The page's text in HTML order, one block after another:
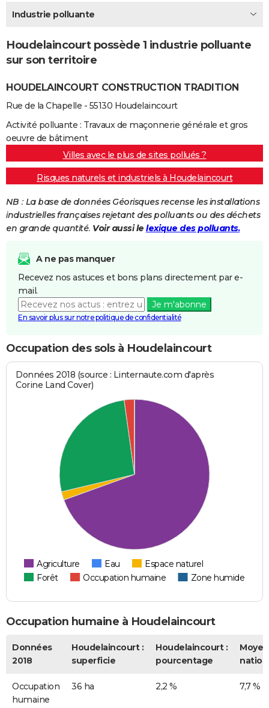
Destinations
City break
Voyage nature
Voyage de noces
Forum
Climat
+PHOTO
GUIDES D'ACHAT
BONS PLANS
CARTE DE VOEUX
Carte de Noël
Carte Bonne année
Carte Saint-Valentin
Carte Pâques
Carte d'anniversaire
DICTIONNAIRE
Dictionnaire
Biographies
Citations
Expressions
Proverbes
PROGRAMME TV
COPAINS D'AVANT
S'inscrire
Se connecter
Primaires
Universités
Entreprises
Service militaire
Avis de recherche
AVIS DE DÉCÈS
Bricolage
Lifestyle
Culture
Sport
Auto
Television
Voyage
Cinema
Industrie polluante
Houdelaincourt possède 1 industrie polluante
sur son territoire
HOUDELAINCOURT CONSTRUCTION TRADITION
Rue de la Chapelle - 55130 Houdelaincourt
Activité polluante : Travaux de maçonnerie générale et gros
oeuvre de bâtiment
Villes avec le plus de sites pollués ?
Risques naturels et industriels à Houdelaincourt
NB : La base de données Géorisques recense les installations
industrielles françaises rejetant des polluants ou des déchets
en grande quantité. Voir aussi le lexique des polluants.
A ne pas manquer
Recevez nos astuces et bons plans directement par e-
mail.
Je m'abonne
En savoir plus sur notre politique de confidentialité
Occupation des sols à Houdelaincourt
Données 2018 (source : Linternaute.com d'après
Corine Land Cover)
Agriculture Eau
Espace naturel
Forêt
Occupation humaine Zone humide
Occupation humaine à Houdelaincourt
Données
2018
Houdelaincourt :
superficie
Houdelaincourt :
pourcentage
Occupation
humaine
36 ha 2,2 % 7,7 %